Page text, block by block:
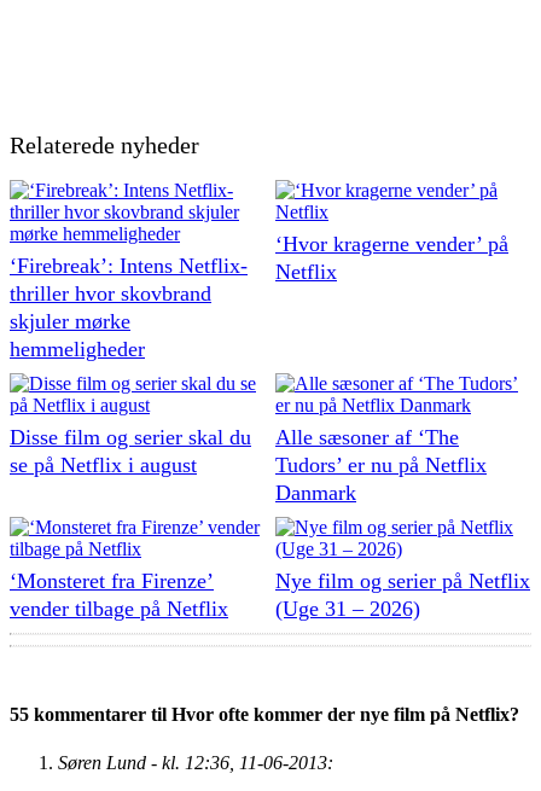
Relaterede nyheder
‘Firebreak’: Intens Netflix-
thriller hvor skovbrand
skjuler mørke
hemmeligheder
‘Hvor kragerne vender’ på
Netflix
Disse film og serier skal du
se på Netflix i august
Alle sæsoner af ‘The
Tudors’ er nu på Netflix
Danmark
‘Monsteret fra Firenze’
vender tilbage på Netflix
Nye film og serier på Netflix
(Uge 31 – 2026)
55 kommentarer til Hvor ofte kommer der nye film på Netflix?
Søren Lund - kl. 12:36, 11-06-2013: